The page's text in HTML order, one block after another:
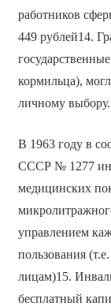
работников
449 рублей14.
кормильца),
личному выбору.
В 1963 году в
СССР № 1277
медицинских
управлением
пользования
лицам)15.
бесплатный